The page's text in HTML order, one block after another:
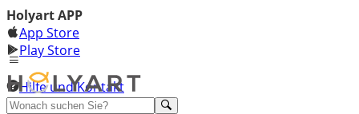
Holyart APP
App Store
Play Store
Hilfe und Kontakt
Entdecken Sie Premium